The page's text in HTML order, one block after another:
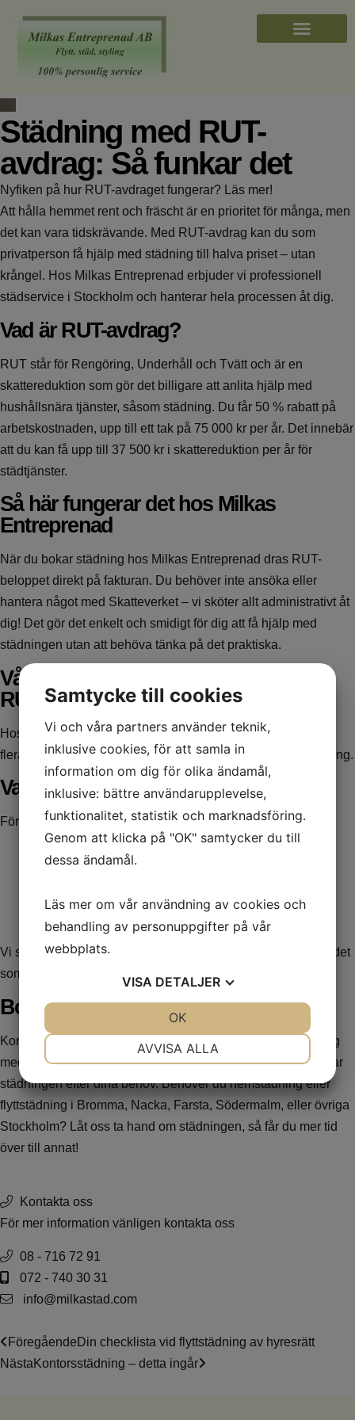
Städning med RUT-
avdrag: Så funkar det
Nyfiken på hur RUT-avdraget fungerar? Läs mer!
Att hålla hemmet rent och fräscht är en prioritet för många, men
det kan vara tidskrävande. Med RUT-avdrag kan du som
privatperson få hjälp med städning till halva priset – utan
krångel. Hos Milkas Entreprenad erbjuder vi professionell
städservice i Stockholm och hanterar hela processen åt dig.
Vad är RUT-avdrag?
RUT står för Rengöring, Underhåll och Tvätt och är en
skattereduktion som gör det billigare att anlita hjälp med
hushållsnära tjänster, såsom städning. Du får 50 % rabatt på
arbetskostnaden, upp till ett tak på 75 000 kr per år. Det innebär
att du kan få upp till 37 500 kr i skattereduktion per år för
städtjänster.
Så här fungerar det hos Milkas
Entreprenad
När du bokar städning hos Milkas Entreprenad dras RUT-
beloppet direkt på fakturan. Du behöver inte ansöka eller
hantera något med Skatteverket – vi sköter allt administrativt åt
dig! Det gör det enkelt och smidigt för dig att få hjälp med
städningen utan att behöva tänka på det praktiska.
Våra städtjänster som omfattas av
RUT-avdrag
Hos Milkas Entreprenad kan du använda RUT-avdraget för
flera av vårastädtjänster, såsomhemstädning flyttstädning.
Vad du behöver veta
För att kunna utnyttja RUT-avdraget måste du:
Var minst 18 år gammal.
Ha tillräckligt med skatt att nyttja avdraget.
Vi ser till att alla dessa krav uppfylls, så du kan fokusera på det
som är viktigt för dig!
Boka din städning idag
Kontakta oss på Milkas Entreprenad för att boka din städning
med RUT-avdrag. Vi erbjuder personlig service och anpassar
städningen efter dina behov. Behöver du hemstädning eller
flyttstädning i Bromma, Nacka, Farsta, Södermalm, eller övriga
Stockholm? Låt oss ta hand om städningen, så får du mer tid
över till annat!
Kontakta oss
För mer information vänligen kontakta oss
08 - 716 72 91
072 - 740 30 31
info@milkastad.com
Föregående Din checklista vid flyttstädning av hyresrätt
Nästa Kontorsstädning – detta ingår
Samtycke till cookies
Vi och våra partners använder teknik,
inklusive cookies, för att samla in
information om dig för olika ändamål,
inklusive: bättre användarupplevelse,
funktionalitet, statistik och marknadsföring.
Genom att klicka på "OK" samtycker du till
dessa ändamål.
Läs mer om vår användning av cookies och
behandling av personuppgifter på vår
webbplats.
VISA DETALJER
MARKNADSFÖRING STATISTIK
AVVISA ALLA
OK